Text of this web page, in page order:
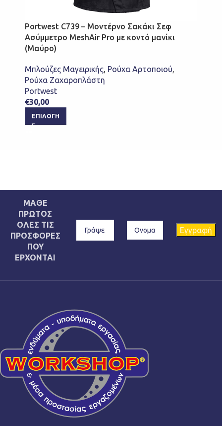
Portwest C739 – Μοντέρνο Σακάκι Σεφ
Ασύμμετρο MeshAir Pro με κοντό μανίκι
(Μαύρο)
Μπλούζες Μαγειρικής, Ρούχα Αρτοποιού,
Ρούχα Ζαχαροπλάστη
Portwest
€30,00
ΕΠΙΛΟΓΉ
ΜΑΘΕ
ΠΡΩΤΟΣ
ΟΛΕΣ ΤΙΣ
ΠΡΟΣΦΟΡΕΣ
ΠΟΥ
ΕΡΧΟΝΤΑΙ